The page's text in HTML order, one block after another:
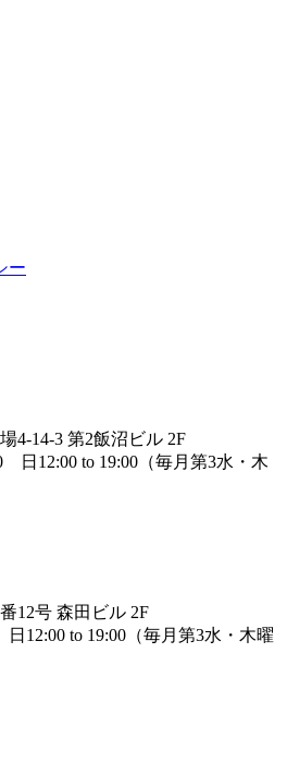
ー
4-14-3 第2飯沼ビル 2F
日12:00 to 19:00（毎月第3水・木
12号 森田ビル 2F
12:00 to 19:00（毎月第3水・木曜